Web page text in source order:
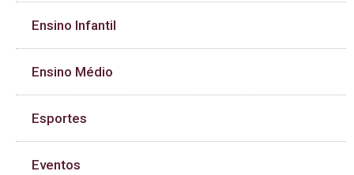
Ensino Infantil
Ensino Médio
Esportes
Eventos